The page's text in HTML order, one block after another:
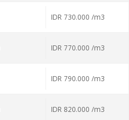
IDR 730.000 /m3
IDR 770.000 /m3
IDR 790.000 /m3
IDR 820.000 /m3